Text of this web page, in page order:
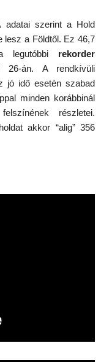
adatai szerint a Hold
lesz a Földtől. Ez 46,7
legutóbbi rekorder
26-án. A rendkívüli
jó idő esetén szabad
minden korábbinál
részletei.
akkor “alig” 356